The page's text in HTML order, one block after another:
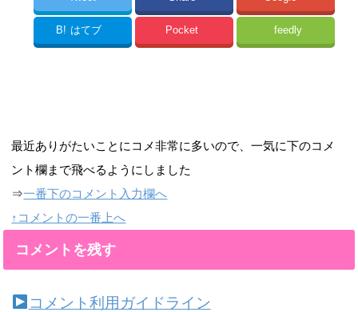
B! はてブ Pocket feedly
最近ありがたいことにコメ非常に多いので、一気に下のコメ
ント欄まで飛べるようにしました
⇒一番下のコメント入力欄へ
↑コメントの一番上へ
コメントを残す
コメント利用ガイドライン